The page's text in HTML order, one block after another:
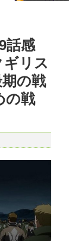
話感
リス
の戦
の戦